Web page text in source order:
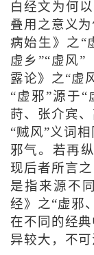
白经文为何
叠用之意义
病始生》之“
虚乡”“虚风”
露论》之“虚
“虚邪”源于
莳、张介宾
“贼风”义词
邪气。若再
现后者所言
是指来源不
经》之“虚邪
在不同的经
异较大，不可